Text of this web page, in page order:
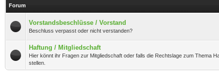
Forum
Vorstandsbeschlüsse / Vorstand
Beschluss verpasst oder nicht verstanden?
Haftung / Mitgliedschaft
Hier könnt ihr Fragen zur Mitgliedschaft oder falls die Rechtslage zum Thema
stellen.